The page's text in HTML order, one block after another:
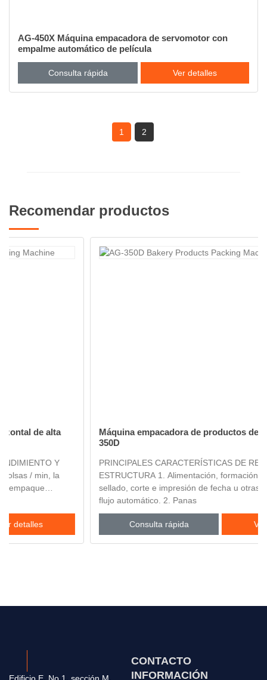
AG-450X Máquina empacadora de servomotor con
empalme automático de película
Consulta rápida Ver detalles
1 2
Recomendar productos
Máquina empacadora de productos de panadería AG-
PRINCIPALES CARACTERÍSTICAS DE RENDIMIENTO Y
ESTRUCTURA 1. Alimentación, formación de bolsas,
sellado, corte e impresión de fecha u otras funciones en un
flujo automático. 2. Panas
Ver detalles
CONTACTO
INFORMACIÓN
Edificio E, No.1, sección M,